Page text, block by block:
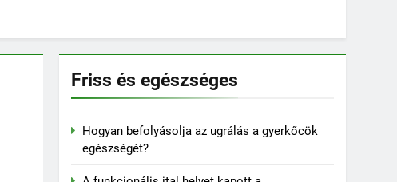
Friss és egészséges
Hogyan befolyásolja az ugrálás a gyerkőcök
egészségét?